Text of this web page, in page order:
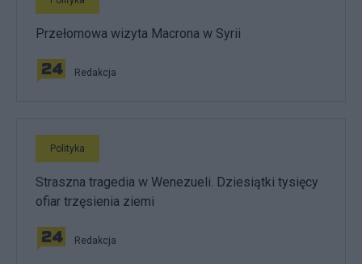
Przełomowa wizyta Macrona w Syrii
Redakcja
Polityka
Straszna tragedia w Wenezueli. Dziesiątki tysięcy
ofiar trzęsienia ziemi
Redakcja